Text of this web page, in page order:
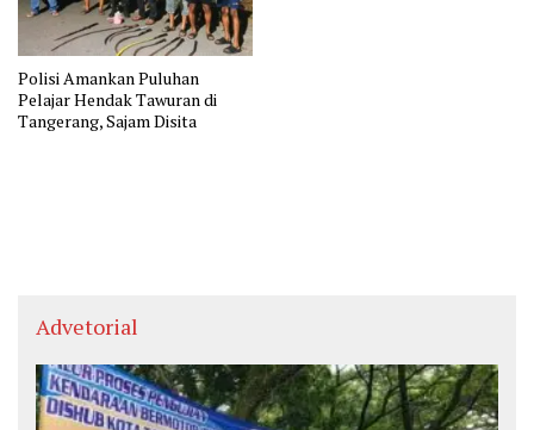
Polisi Amankan Puluhan
Pelajar Hendak Tawuran di
Tangerang, Sajam Disita
Advetorial